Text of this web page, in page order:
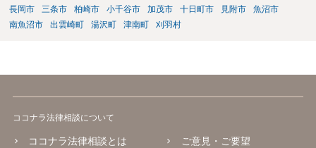
長岡市
三条市 柏崎市 小千谷市 加茂市 十日町市 見附市
魚沼市
南魚沼市
出雲崎町 湯沢町 津南町 刈羽村
ココナラ法律相談について
ココナラ法律相談とは ご意見・ご要望